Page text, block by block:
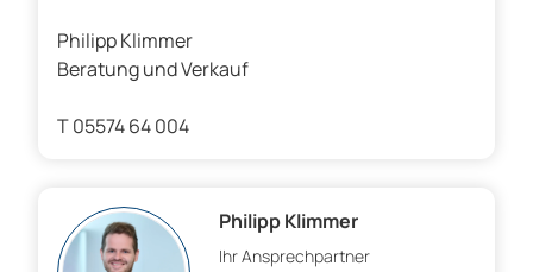
Philipp Klimmer
Beratung und Verkauf
T 05574 64 004
Philipp Klimmer
Ihr Ansprechpartner